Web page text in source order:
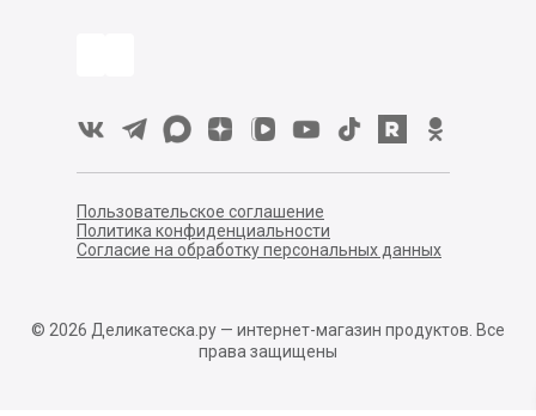
Пользовательское соглашение
Политика конфиденциальности
Согласие на обработку персональных данных
© 2026 Деликатеска.ру — интернет-магазин продуктов. Все
права защищены